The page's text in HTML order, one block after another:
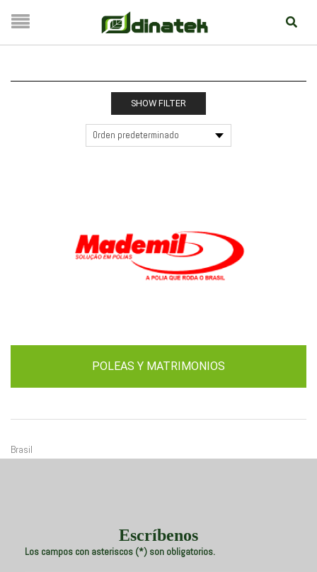
SHOW FILTER
POLEAS Y MATRIMONIOS
Brasil
Escríbenos
Los campos con asteriscos (*) son obligatorios.